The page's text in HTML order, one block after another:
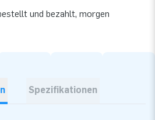
und bezahlt, morgen
Spezifikationen